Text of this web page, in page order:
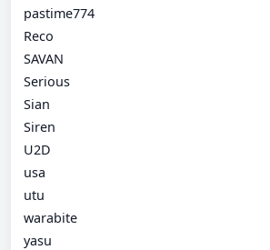
pastime774
Reco
SAVAN
Serious
Sian
Siren
U2D
usa
utu
warabite
yasu